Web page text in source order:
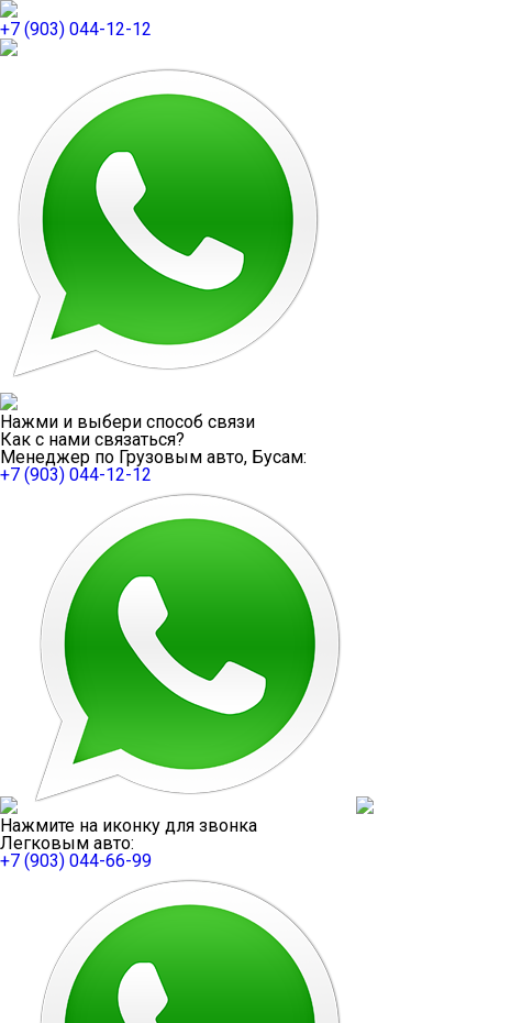
+7 (903) 044-12-12
Нажми и выбери способ связи
Как с нами связаться?
Менеджер по Грузовым авто, Бусам:
+7 (903) 044-12-12
Нажмите на иконку для звонка
Легковым авто:
+7 (903) 044-66-99